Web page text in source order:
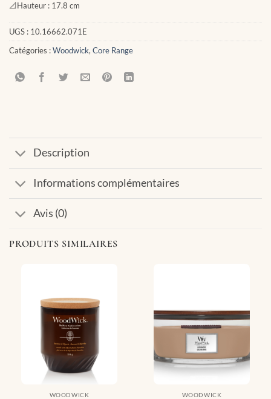
📐Hauteur : 17.8 cm
UGS : 10.16662.071E
Catégories :Woodwick, Core Range
Description
Informations complémentaires
Avis (0)
PRODUITS SIMILAIRES
WOODWICK WOODWICK